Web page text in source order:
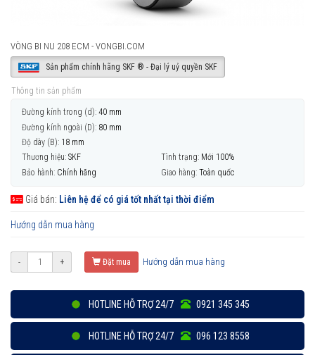
VÒNG BI NU 208 ECM - VONGBI.COM
Sản phẩm chính hãng SKF ® - Đại lý uỷ quyền SKF
Thông tin sản phẩm
Đường kính trong (d): 40 mm
Đường kính ngoài (D): 80 mm
Độ dày (B): 18 mm
Thương hiệu: SKF Tình trạng: Mới 100%
Bảo hành: Chính hãng Giao hàng: Toàn quốc
Giá bán: Liên hệ để có giá tốt nhất tại thời điểm
Hướng dẫn mua hàng
- + Đặt mua Hướng dẫn mua hàng
HOTLINE HỖ TRỢ 24/7 0921 345 345
HOTLINE HỖ TRỢ 24/7 096 123 8558